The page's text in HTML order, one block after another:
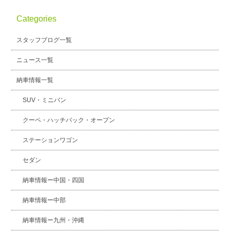
Categories
スタッフブログ一覧
ニュース一覧
納車情報一覧
SUV・ミニバン
クーペ・ハッチバック・オープン
ステーションワゴン
セダン
納車情報ー中国・四国
納車情報ー中部
納車情報ー九州・沖縄